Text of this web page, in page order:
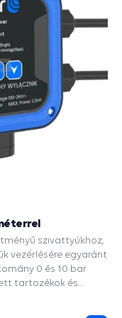
szivattyúkhoz,
vezérlésére egyaránt
0 és 10 bar
tartozékok és
Manométer,